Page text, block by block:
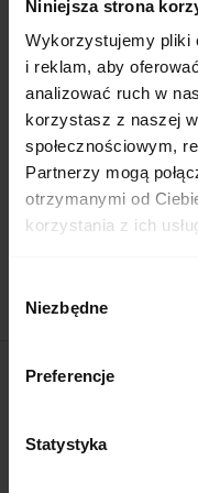
Niniejsza strona
Wykorzystujemy pliki
i reklam, aby
analizować ruch w
korzystasz z naszej
społecznościowym,
Partnerzy mogą
otrzymanymi od
korzystania z ich
zgody
Niezbędne
Preferencje
Statystyka
Polski